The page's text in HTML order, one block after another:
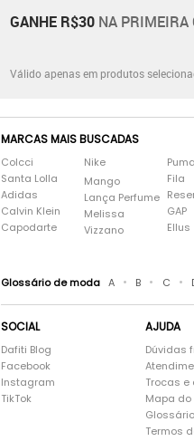
GANHE R$30 NA PRIMEIRA
Válido apenas em produtos
MARCAS MAIS BUSCADAS
Colcci
Santa Lolla
Adidas
Calvin Klein
Capodarte
Nike
Mango
Lança Perfume
Melissa
Vizzano
Puma
Fila
GAP
Ellus
Glossário de moda A • B • C •
SOCIAL
Dafiti Blog
Facebook
Instagram
TikTok
AJUDA
Dúvidas
Trocas e
Mapa
Termos